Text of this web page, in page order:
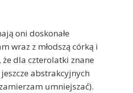
oni doskonałe
wraz z młodszą córką i
dla czterolatki znane
abstrakcyjnych
umniejszać).